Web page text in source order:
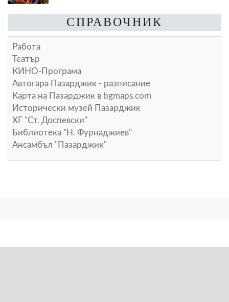
СПРАВОЧНИК
Работа
Театър
КИНО-Програма
Автогара Пазарджик - разписание
Карта на Пазарджик в bgmaps.com
Исторически музей Пазарджик
ХГ "Ст. Доспевски"
Библиотека "Н. Фурнаджиев"
Ансамбъл "Пазарджик"